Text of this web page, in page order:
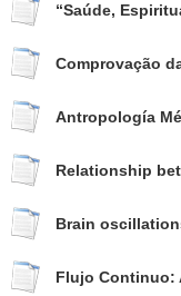
“Saúde,
Comprovação
Antropología
Relationship
Brain
Flujo Continuo: